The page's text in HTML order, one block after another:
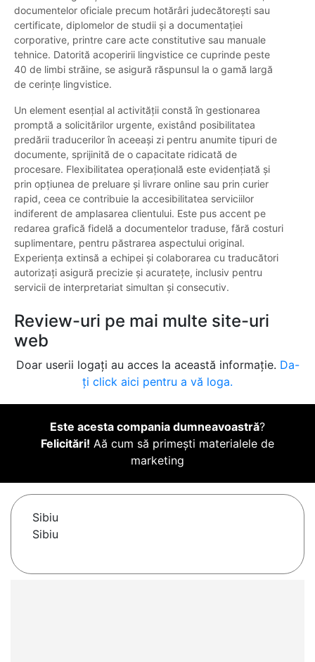
documentelor oficiale precum hotărâri judecătorești sau
certificate, diplomelor de studii și a documentației
corporative, printre care acte constitutive sau manuale
tehnice. Datorită acoperirii lingvistice ce cuprinde peste
40 de limbi străine, se asigură răspunsul la o gamă largă
de cerințe lingvistice.
Un element esențial al activității constă în gestionarea
promptă a solicitărilor urgente, existând posibilitatea
predării traducerilor în aceeași zi pentru anumite tipuri de
documente, sprijinită de o capacitate ridicată de
procesare. Flexibilitatea operațională este evidențiată și
prin opțiunea de preluare și livrare online sau prin curier
rapid, ceea ce contribuie la accesibilitatea serviciilor
indiferent de amplasarea clientului. Este pus accent pe
redarea grafică fidelă a documentelor traduse, fără costuri
suplimentare, pentru păstrarea aspectului original.
Experiența extinsă a echipei și colaborarea cu traducători
autorizați asigură precizie și acuratețe, inclusiv pentru
servicii de interpretariat simultan și consecutiv.
Review-uri pe mai multe site-uri
web
Doar userii logați au acces la această informație. Da-
ți click aici pentru a vă loga.
Este acesta compania dumneavoastră?
Felicitări! Aă cum să primești materialele de
marketing
Sibiu
Sibiu